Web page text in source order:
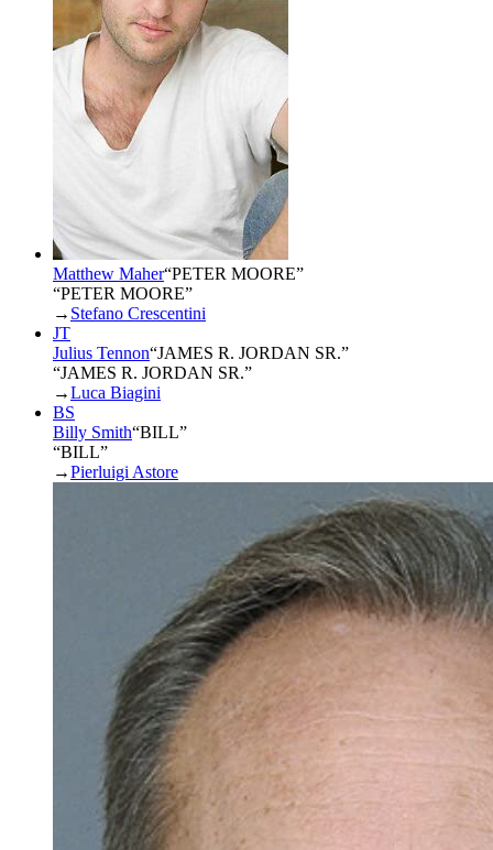
Matthew Maher“PETER MOORE”
“PETER MOORE”
→ Stefano Crescentini
JT
Julius Tennon“JAMES R. JORDAN SR.”
“JAMES R. JORDAN SR.”
→Luca Biagini
BS
Billy Smith“BILL”
“BILL”
→Pierluigi Astore